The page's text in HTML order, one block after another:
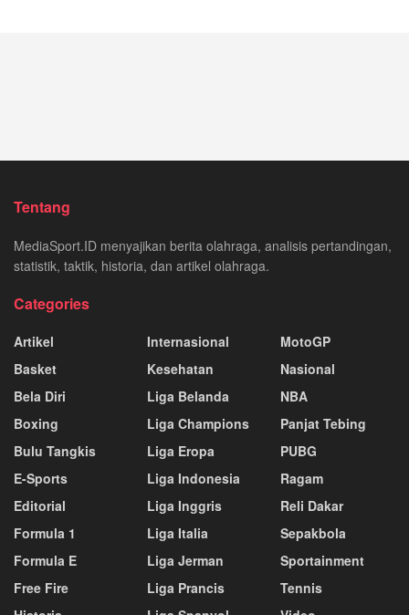
Tentang
MediaSport.ID menyajikan berita olahraga, analisis pertandingan,
statistik, taktik, historia, dan artikel olahraga.
Categories
Artikel
Basket
Bela Diri
Boxing
Bulu Tangkis
E-Sports
Editorial
Formula 1
Formula E
Free Fire
Internasional
Kesehatan
Liga Belanda
Liga Champions
Liga Eropa
Liga Indonesia
Liga Inggris
Liga Italia
Liga Jerman
Liga Prancis
MotoGP
Nasional
NBA
Panjat Tebing
PUBG
Ragam
Reli Dakar
Sepakbola
Sportainment
Tennis